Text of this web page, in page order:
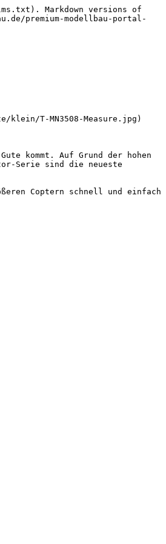
Markdown versions of
premium-modellbau-portal-
T-MN3508-Measure.jpg)
kommt. Auf Grund der hohen
Serie sind die neueste
Coptern schnell und einfach